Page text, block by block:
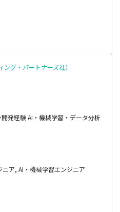
グ・パートナーズ社）
発経験 AI・機械学習・データ分析
ア, AI・機械学習エンジニア